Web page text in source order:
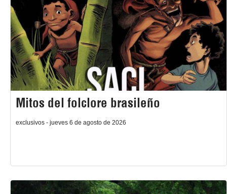
Mitos del folclore brasileño
exclusivos - jueves 6 de agosto de 2026